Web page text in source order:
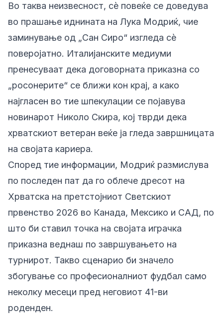
Во таква неизвесност, сè повеќе се доведува
во прашање иднината на Лука Модриќ, чие
заминување од „Сан Сиро“ изгледа сè
поверојатно. Италијанските медиуми
пренесуваат дека договорната приказна со
„росонерите“ се ближи кон крај, а како
најгласен во тие шпекулации се појавува
новинарот Николо Скира, кој тврди дека
хрватскиот ветеран веќе ја гледа завршницата
на својата кариера.
Според тие информации, Модриќ размислува
по последен пат да го облече дресот на
Хрватска на претстојниот Светскиот
првенство 2026 во Канада, Мексико и САД, по
што би ставил точка на својата играчка
приказна веднаш по завршувањето на
турнирот. Такво сценарио би значело
збогување со професионалниот фудбал само
неколку месеци пред неговиот 41-ви
роденден.